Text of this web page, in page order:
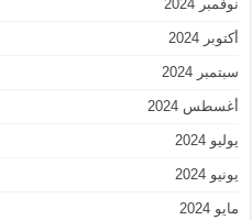
نوفمبر 2024
أكتوبر 2024
سبتمبر 2024
أغسطس 2024
يوليو 2024
يونيو 2024
مايو 2024